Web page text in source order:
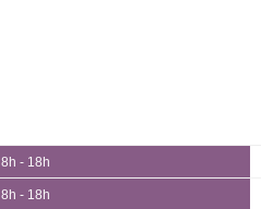
8h - 18h
8h - 18h